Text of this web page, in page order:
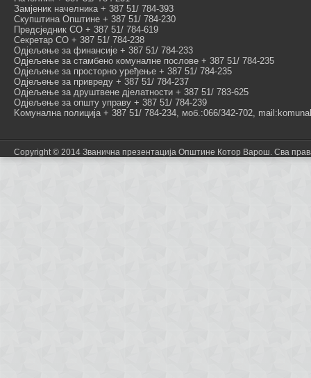
Замјеник начелника + 387 51/ 784-393
Скупштина Општине + 387 51/ 784-230
Предсједник СО + 387 51/ 784-619
Секретар СО + 387 51/ 784-238
Одјељење за финансије + 387 51/ 784-233
Одјељење за стамбено комуналне послове + 387 51/ 784-235
Одјељење за просторно уређење + 387 51/ 784-235
Одјељење за привреду + 387 51/ 784-237
Одјељење за друштвене дјелатности + 387 51/ 783-625
Одјељење за општу управу + 387 51/ 784-239
Kомунална полиција + 387 51/ 784-234, моб.:066/342-702,
Copyright © 2014 Званична презентација Општине Котор Варош. Сва